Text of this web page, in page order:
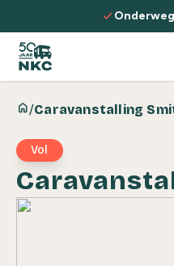
Spring naar de inhoud
check
home/Caravanstalling
Vol